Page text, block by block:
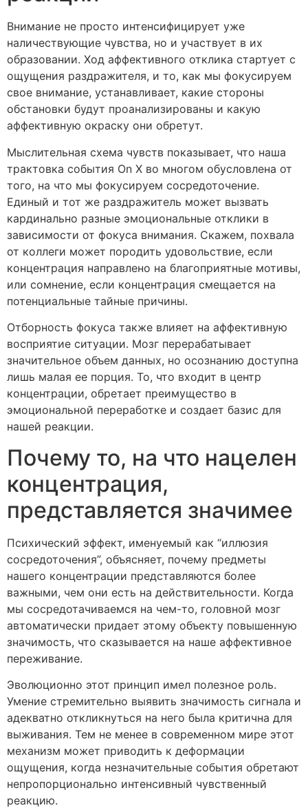
Внимание не просто интенсифицирует уже
наличествующие чувства, но и участвует в их
образовании. Ход аффективного отклика стартует с
ощущения раздражителя, и то, как мы фокусируем
свое внимание, устанавливает, какие стороны
обстановки будут проанализированы и какую
аффективную окраску они обретут.
Мыслительная схема чувств показывает, что наша
трактовка события On X во многом обусловлена от
того, на что мы фокусируем сосредоточение.
Единый и тот же раздражитель может вызвать
кардинально разные эмоциональные отклики в
зависимости от фокуса внимания. Скажем, похвала
от коллеги может породить удовольствие, если
концентрация направлено на благоприятные мотивы,
или сомнение, если концентрация смещается на
потенциальные тайные причины.
Отборность фокуса также влияет на аффективную
восприятие ситуации. Мозг перерабатывает
значительное объем данных, но осознанию доступна
лишь малая ее порция. То, что входит в центр
концентрации, обретает преимущество в
эмоциональной переработке и создает базис для
нашей реакции.
Почему то, на что нацелен
концентрация,
представляется значимее
Психический эффект, именуемый как “иллюзия
сосредоточения”, объясняет, почему предметы
нашего концентрации представляются более
важными, чем они есть на действительности. Когда
мы сосредотачиваемся на чем-то, головной мозг
автоматически придает этому объекту повышенную
значимость, что сказывается на наше аффективное
переживание.
Эволюционно этот принцип имел полезное роль.
Умение стремительно выявить значимость сигнала и
адекватно откликнуться на него была критична для
выживания. Тем не менее в современном мире этот
механизм может приводить к деформации
ощущения, когда незначительные события обретают
непропорционально интенсивный чувственный
реакцию.